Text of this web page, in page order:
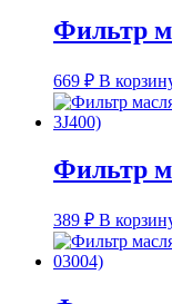
Фильтр
669 ₽ В
Фильтр
389 ₽ В